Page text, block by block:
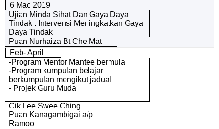
6 Mac 2019
Ujian Minda Sihat Dan Gaya Daya
Tindak : Intervensi Meningkatkan Gaya
Daya Tindak
Puan Nurhaiza Bt Che Mat
Feb- April
-Program Mentor Mantee bermula
-Program kumpulan belajar
berkumpulan mengikut jadual
- Projek Guru Muda
Cik Lee Swee Ching
Puan Kanagambigai a/p
Ramoo